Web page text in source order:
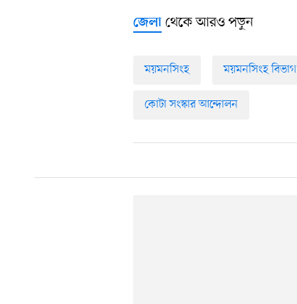
জেলা থেকে আরও পড়ুন
ময়মনসিংহ ময়মনসিংহ বিভাগ
কোটা সংস্কার আন্দোলন